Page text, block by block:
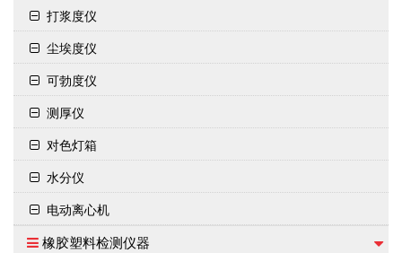
打浆度仪
尘埃度仪
可勃度仪
测厚仪
对色灯箱
水分仪
电动离心机
橡胶塑料检测仪器